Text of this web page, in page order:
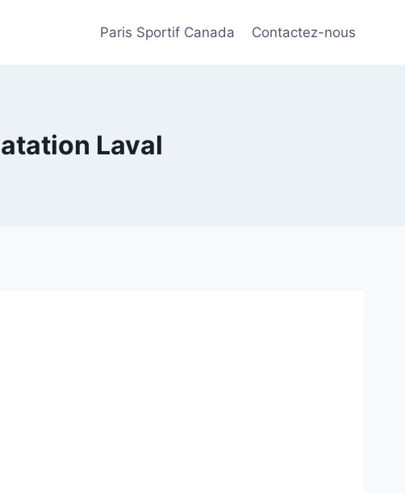
Paris Sportif Canada Contactez-nous
Laval